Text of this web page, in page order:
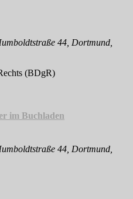
44, Dortmund,
(BDgR)
im Buchladen
44, Dortmund,